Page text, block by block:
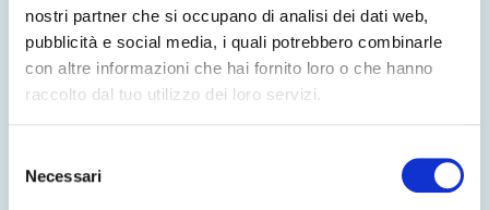
nostri partner che si occupano di analisi dei dati web,
pubblicità e social media, i quali potrebbero combinarle
con altre informazioni che hai fornito loro o che hanno
raccolto dal tuo utilizzo dei loro servizi.
delNecessari